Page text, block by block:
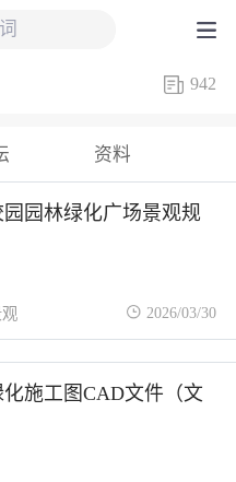
942
资料
园林绿化广场景观规
2026/03/30
施工图CAD文件（文